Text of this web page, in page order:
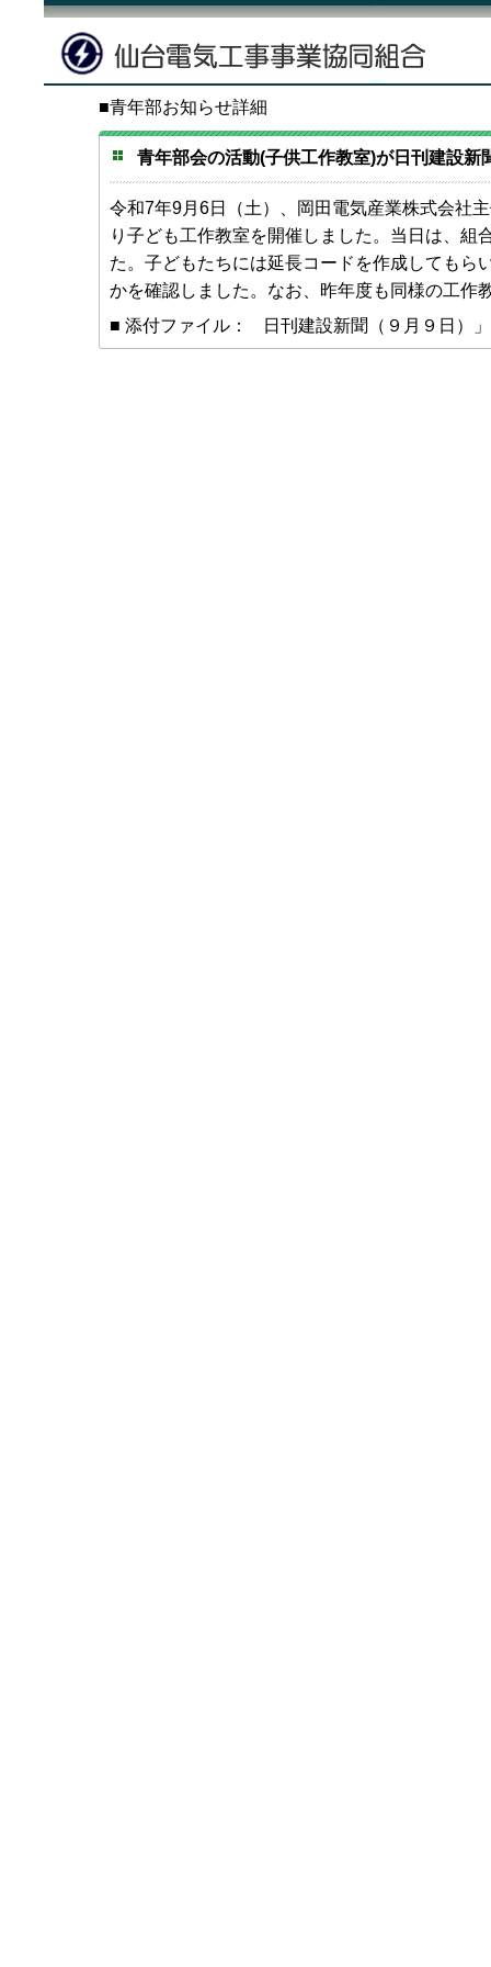
■青年部お知らせ詳細
青年部会の活動(子供工作教室)が日刊建設新
令和7年9月6日（土）、岡田電気産業株式会社
り子ども工作教室を開催しました。当日は、
た。子どもたちには延長コードを作成してもら
かを確認しました。なお、昨年度も同様の工作
■ 添付ファイル：
日刊建設新聞（９月９日）